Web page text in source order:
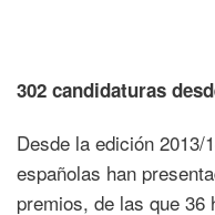
302 candidaturas
Desde la edición 2013/
españolas han
premios, de las que 36